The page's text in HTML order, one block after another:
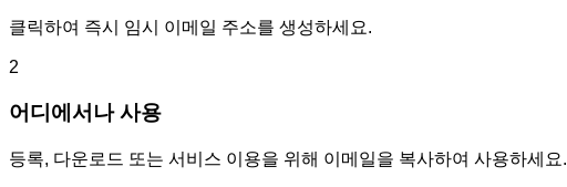
클릭하여 즉시 임시 이메일 주소를 생성하세요.
2
어디에서나 사용
등록, 다운로드 또는 서비스 이용을 위해 이메일을 복사하여 사용하세요.